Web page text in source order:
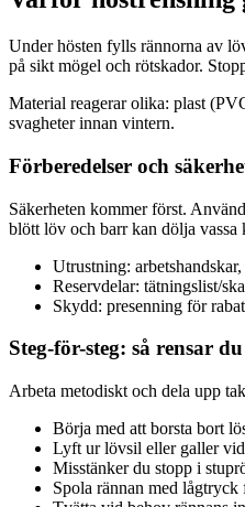
Under hösten fylls rännorna av
på sikt mögel och rötskador.
Material reagerar olika: plast
svagheter innan vintern.
Förberedelser och
Säkerheten kommer först.
blött löv och barr kan dölja vassa
Utrustning:
Reservdelar: tätningslist/
Skydd: presenning för
Steg-för-steg: så rensar du
Arbeta metodiskt och dela upp
Börja med att borsta bort
Lyft ur lövsil eller galler vid
Misstänker du stopp i
Spola rännan med